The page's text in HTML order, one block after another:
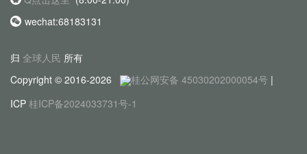
wechat:68183131
归 全球人民 所有
Copyright © 2016-2026
桂公网安备 45030202000054号 |
ICP 桂ICP备2024033731号-1